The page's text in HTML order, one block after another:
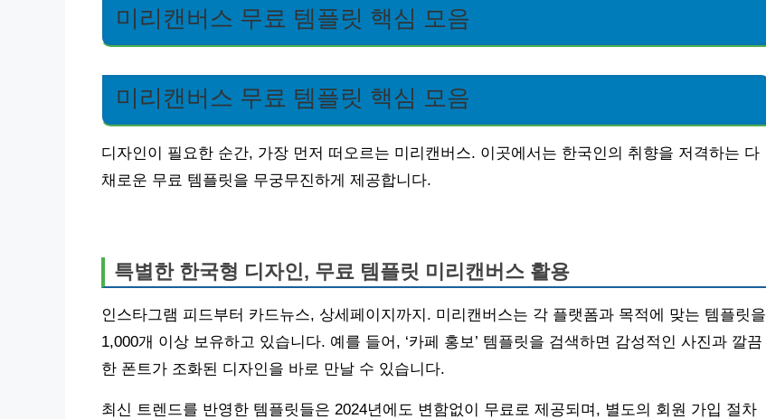
미리캔버스 무료 템플릿 핵심 모음
미리캔버스 무료 템플릿 핵심 모음
디자인이 필요한 순간, 가장 먼저 떠오르는 미리캔버스. 이곳에서는 한국인의 취향을 저격하는 다
채로운 무료 템플릿을 무궁무진하게 제공합니다.
특별한 한국형 디자인, 무료 템플릿 미리캔버스 활용
인스타그램 피드부터 카드뉴스, 상세페이지까지. 미리캔버스는 각 플랫폼과 목적에 맞는 템플릿을
1,000개 이상 보유하고 있습니다. 예를 들어, ‘카페 홍보’ 템플릿을 검색하면 감성적인 사진과 깔끔
한 폰트가 조화된 디자인을 바로 만날 수 있습니다.
최신 트렌드를 반영한 템플릿들은 2024년에도 변함없이 무료로 제공되며, 별도의 회원 가입 절차